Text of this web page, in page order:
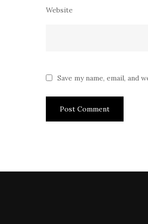
Website
Save my name, email,